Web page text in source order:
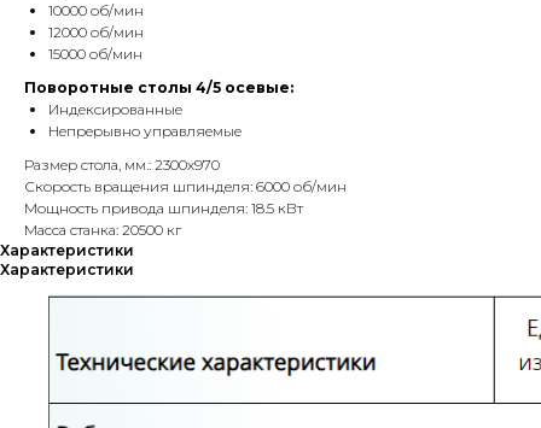
10000 об/мин
12000 об/мин
15000 об/мин
Поворотные столы 4/5 осевые:
Индексированные
Непрерывно управляемые
Размер стола, мм.: 2300х970
Скорость вращения шпинделя: 6000 об/мин
Мощность привода шпинделя: 18.5 кВт
Масса станка: 20500 кг
Характеристики
Характеристики